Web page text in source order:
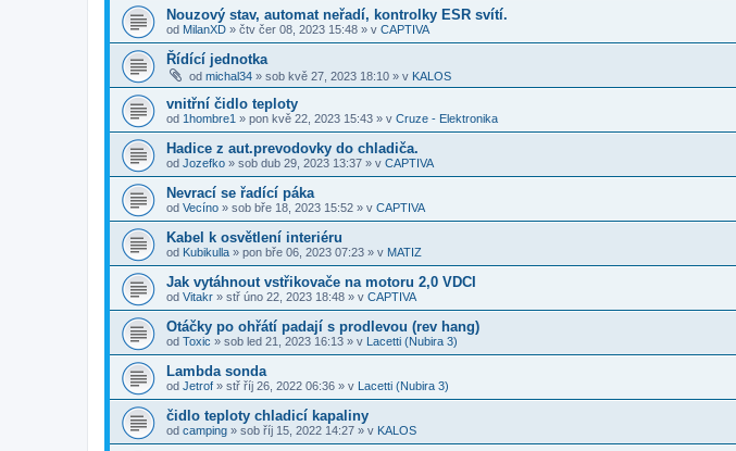
Nouzový stav, automat neřadí, kontrolky ESR svítí.
od MilanXD » čtv čer 08, 2023 15:48 » v CAPTIVA
Řídící jednotka
od michal34 » sob kvě 27, 2023 18:10 » v KALOS
vnitřní čidlo teploty
od 1hombre1 » pon kvě 22, 2023 15:43 » v Cruze - Elektronika
Hadice z aut.prevodovky do chladiča.
od Jozefko » sob dub 29, 2023 13:37 » v CAPTIVA
Nevrací se řadící páka
od Vecíno » sob bře 18, 2023 15:52 » v CAPTIVA
Kabel k osvětlení interiéru
od Kubikulla » pon bře 06, 2023 07:23 » v MATIZ
Jak vytáhnout vstřikovače na motoru 2,0 VDCI
od Vitakr » stř úno 22, 2023 18:48 » v CAPTIVA
Otáčky po ohřátí padají s prodlevou (rev hang)
od Toxic » sob led 21, 2023 16:13 » v Lacetti (Nubira 3)
Lambda sonda
od Jetrof » stř říj 26, 2022 06:36 » v Lacetti (Nubira 3)
čidlo teploty chladicí kapaliny
od camping » sob říj 15, 2022 14:27 » v KALOS